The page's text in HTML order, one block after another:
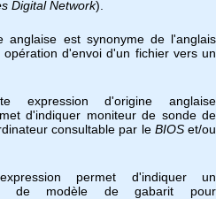
Digital Network).
anglaise est synonyme de l'anglais
opération d'envoi d'un fichier vers un
expression d'origine anglaise
d'indiquer moniteur de sonde de
consultable par le BIOSet/ou
permet d'indiquer un
de modèle de gabarit pour